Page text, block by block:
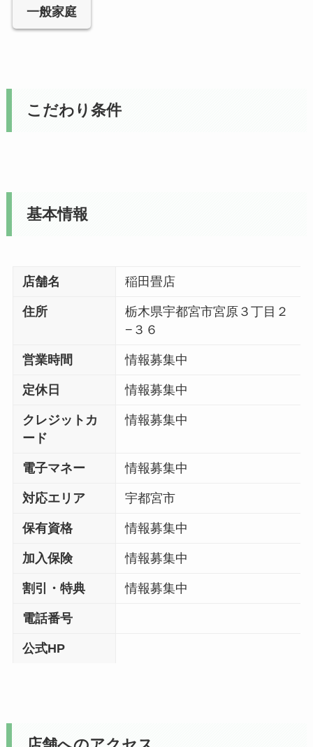
一般家庭
こだわり条件
基本情報
店舗名 稲田畳店
住所
栃木県宇都宮市宮原３丁目２
−３６
営業時間 情報募集中
定休日 情報募集中
クレジットカ
ード
情報募集中
電子マネー 情報募集中
対応エリア 宇都宮市
保有資格 情報募集中
加入保険 情報募集中
割引・特典 情報募集中
電話番号
公式HP